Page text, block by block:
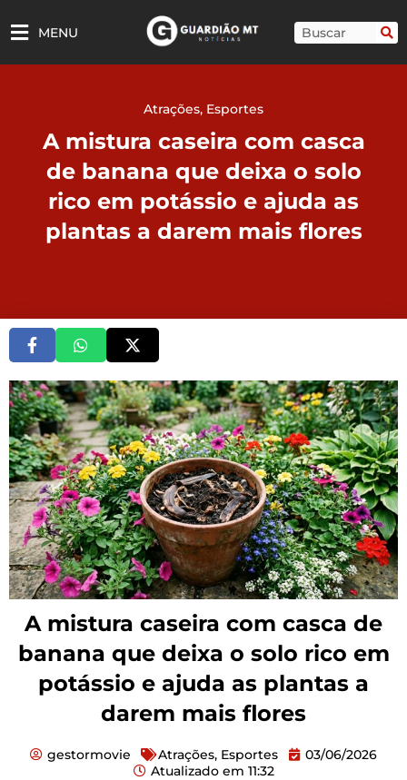
para
MENU Pesquisar
Atrações, Esportes
A mistura caseira com casca
de banana que deixa o solo
rico em potássio e ajuda as
plantas a darem mais flores
A mistura caseira com casca de
banana que deixa o solo rico em
potássio e ajuda as plantas a
darem mais flores
gestormovie Atrações, Esportes
03/06/2026
Atualizado em 11:32